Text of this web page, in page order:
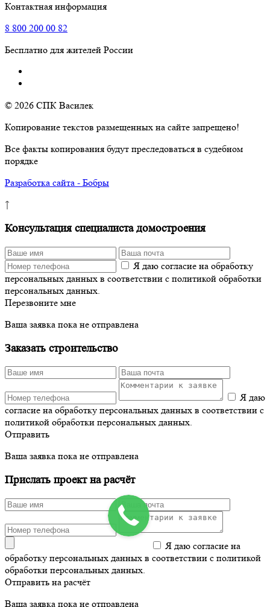
Контактная информация
8 800 200 00 82
Бесплатно для жителей России
© 2026 СПК Василек
Копирование текстов размещенных на сайте запрещено!
Все факты копирования будут преследоваться в судебном
порядке
Разработка сайта - Бобры
↑
Консультация специалиста домостроения
Я даю согласие на обработку
персональных данных в соответствии с политикой обработки
персональных данных.
Перезвоните мне
Ваша заявка пока не отправлена
Заказать строительство
Я даю
согласие на обработку персональных данных в соответствии с
политикой обработки персональных данных.
Отправить
Ваша заявка пока не отправлена
Прислать проект на расчёт
Я даю согласие на
обработку персональных данных в соответствии с политикой
обработки персональных данных.
Отправить на расчёт
Ваша заявка пока не отправлена